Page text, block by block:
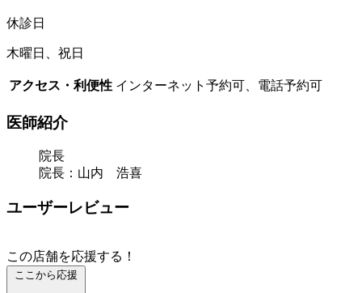
休診日
木曜日、祝日
アクセス・利便性 インターネット予約可、電話予約可
医師紹介
院長
院長：山内 浩喜
ユーザーレビュー
この店舗を応援する！
ここから応援